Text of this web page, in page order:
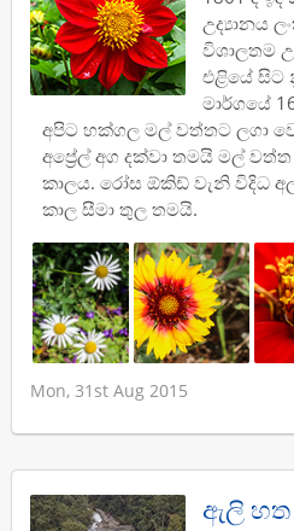
උද්‍යානය
විශාලතම
එළියේ සිට
මාර්ගයේ
අපිට හක්ගල මල් වත්තට ලගා
අප්‍රේල් අග දක්වා තමයි මල්
කාලය. රෝස ඕකිඩ් වැනි විදිධ
කාල සීමා තුල තමයි.
Mon, 31st Aug 2015
ඇලි හත